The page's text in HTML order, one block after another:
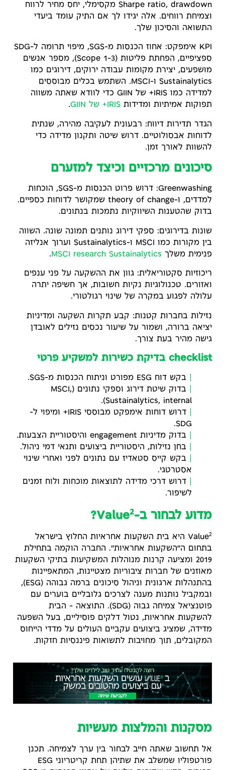
Sharpe ratio, drawdown מקסימלי, יחס מחיר לרווח
וצמיחת רווחים. אלה יגידו לך אם התיק עומד ביעדי
התשואה והסיכון שלך.
KPI אימפקט: אחוז הכנסות מ-SGS, מיפוי תרומה ל-SDG
ספציפיים, הפחתת פליטות (Scope 1-3), מספר אנשים
מושפעים, יצירת מקומות עבודה ירוקים, דירוגים כמו
Sustainalytics ו-MSCI. השתמש בכלים מבוססים
למדידה כמו IRIS+ של GIIN כדי לוודא שאתה משווה
תפוקות אמיתיות ומדידות IRIS+ של GIIN .
הגדר תדירות דיווח: רבעונית לעקיבה מהירה, שנתית
לדוחות אבסולוטיים. דרוש שיטה ותקנון מדידה כדי
להשוות לאורך זמן.
סיכונים מרכזיים וכיצד למזערם
Greenwashing: דרוש פרוט הכנסות מ-SGS, הוכחות
למדדים, ו-theory of change שמקושר לדוחות כספיים.
בדוק שהטענות השיווקיות נתמכות בנתונים.
שונות בדירוגים: ספקי דירוג נותנים תמונה שונה. השווה
בין מקורות כמו MSCI ו-Sustainalytics וערוך אנליזה
פנימית משלך
MSCI research Sustainalytics
.
ריכוזיות סקטוריאלית: גוון את ההשקעה על פני ענפים
ואזורים. טכנולוגיות נקיות חשובות, אך חשיפה יתרה
עלולה לפגוע במקרה של שינוי רגולטורי.
נזילות בחברות קטנות: קבע תקרות השקעה ומדיניות
יציאה ברורה, ושמור על שיעור נכסים נזילים לאובדן
גישה מהיר בעת צורך.
checklist בדיקת כשירות למשקיע פרטי
בקש דוח ESG מפורט וניתוח הכנסות מ-SGS.
בדוק שיטת דירוג וספקי נתונים (MSCI,
Sustainalytics, internal).
דרוש דוחות אימפקט מבוססי IRIS+ ומיפוי ל-
SDG.
בדוק מדיניות engagement והיסטוריית הצבעות.
בחן נזילות, היסטוריית ביצועים ותנאי דמי ניהול.
בקש קייס סטאדיז עם נתונים לפני ואחרי שינוי
אסטרטגי.
דרוש דרכי מדידה לתוצאות מוכחות ולוח זמנים
לשיפור.
מדוע לבחור ב-Value2
?
Value2
היא בית השקעות אחראיות החלוץ בישראל
בתחום ה״השקעות אחראיות״. החברה הוקמה בתחילת
2019 ומציעה קרנות מנוהלות המשקיעות בתיקי השקעות
מאוזנים של חברות ציבוריות מצטיינות, המתאפיינות
בהתנהלות ארגונית וניהול סיכונים ברמה גבוהה (ESG),
ובמקביל נותנות מענה לצרכים גלובליים בוערים עם
פוטנציאל צמיחה גבוה (SDG). התוצאה – הבית
להשקעות אחראיות, נטול דלקים פוסיליים, בעל השפעה
מדידה, שמציג ביצועים עקביים העולים על מדדי הייחוס
המקובלים, תוך מחויבות לתשואות פיננסיות חזקות.
מסקנות והמלצות מעשיות
אל תחשוב שאתה חייב לבחור בין ערך לצמיחה. תכנן
פורטפוליו שמשלב את שתיהן תחת קריטריוני ESG